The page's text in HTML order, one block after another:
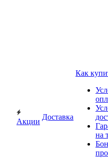
Акции
Доставка
Как
на